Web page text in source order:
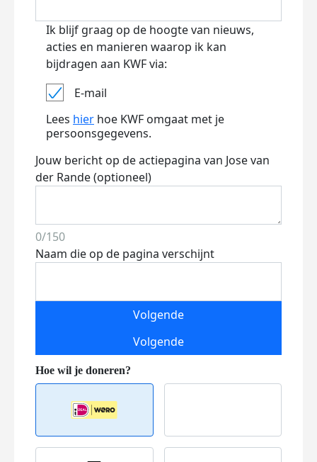
Ik blijf graag op de hoogte van nieuws,
acties en manieren waarop ik kan
bijdragen aan KWF via:
E-mail
Lees hier hoe KWF omgaat met je
persoonsgegevens.
Jouw bericht op de actiepagina van Jose van
der Rande (optioneel)
0/150
Naam die op de pagina verschijnt
Volgende
Volgende